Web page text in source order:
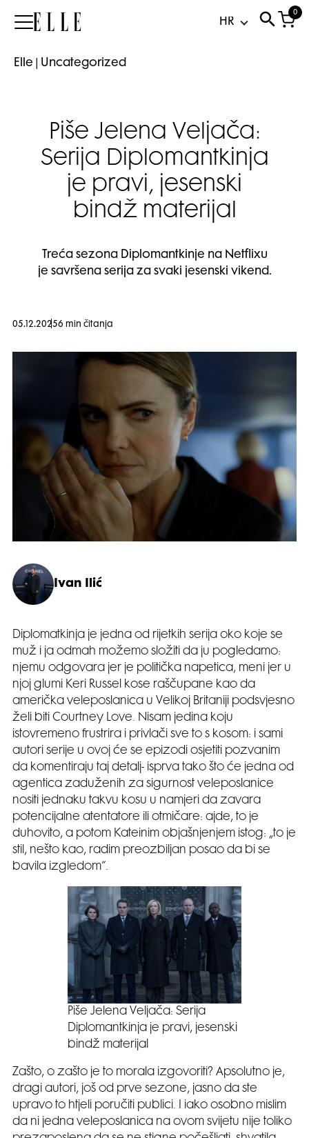
Elle
0
Elle Uncategorized
Piše Jelena Veljača:
Serija Diplomantkinja
je pravi, jesenski
bindž materijal
Treća sezona Diplomantkinje na Netflixu
je savršena serija za svaki jesenski vikend.
05.12.20256 min čitanja
Ivan Ilić
Diplomatkinja je jedna od rijetkih serija oko koje se
muž i ja odmah možemo složiti da ju pogledamo:
njemu odgovara jer je politička napetica, meni jer u
njoj glumi Keri Russel kose raščupane kao da
američka veleposlanica u Velikoj Britaniji podsvjesno
želi biti Courtney Love. Nisam jedina koju
istovremeno frustrira i privlači sve to s kosom: i sami
autori serije u ovoj će se epizodi osjetiti pozvanim
da komentiraju taj detalj- isprva tako što će jedna od
agentica zaduženih za sigurnost veleposlanice
nositi jednaku takvu kosu u namjeri da zavara
potencijalne atentatore ili otmičare: ajde, to je
duhovito, a potom Kateinim objašnjenjem istog: „to je
stil, nešto kao, radim preozbiljan posao da bi se
bavila izgledom“.
Piše Jelena Veljača: Serija
Diplomantkinja je pravi, jesenski
bindž materijal
Zašto, o zašto je to morala izgovoriti? Apsolutno je,
dragi autori, još od prve sezone, jasno da ste
upravo to htjeli poručiti publici. I iako osobno mislim
da ni jedna veleposlanica na ovom svijetu nije toliko